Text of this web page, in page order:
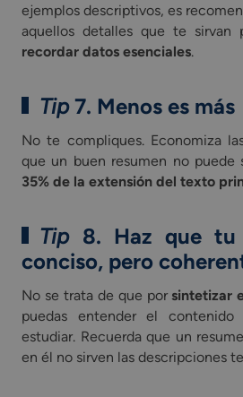
ejemplos descriptivos, es
aquellos detalles que te sirvan
recordar datos esenciales.
Tip7. Menos es más
No te compliques. Economiza
que un buen resumen no puede
35% de la extensión del texto
Tip 8. Haz que tu
conciso, pero
No se trata de que porsintetizar
puedas entender el contenido
estudiar. Recuerda que un
en él no sirven las descripciones